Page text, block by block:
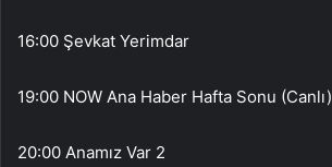
16:00 Şevkat Yerimdar
19:00 NOW Ana Haber Hafta Sonu (Canlı)
20:00 Anamız Var 2